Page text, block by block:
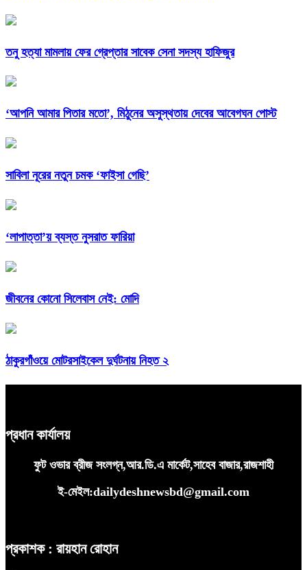
তনু হত্যা মামলায় ফের গ্রেপ্তার সাবেক সেনা সদস্য হাফিজুর
‘আপনি আমার পিতার মতো’, মিঠুনের অসুস্থতায় দেবের আবেগঘন পোস্ট
সাবিলা নূরের নতুন চমক ‘ফাইসা গেছি’
‘লাপাত্তা’য় ব্যস্ত নুসরাত ফারিয়া
জীবনের কোনো সিলেবাস নেই: মোদি
ঠাকুরগাঁওয়ে মোটরসাইকেল দুর্ঘটনায় নিহত ২
প্রধান কার্যালয়
ফুট ওভার ব্রীজ সংলগ্ন,আর.ডি.এ মার্কেট,সাহেব বাজার,রাজশাহী
ই-মেইল:dailydeshnewsbd@gmail.com
প্রকাশক : রায়হান রোহান